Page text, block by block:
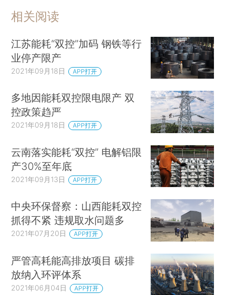
相关阅读
江苏能耗“双控”加码 钢铁等行
业停产限产
2021年09月18日 APP打开
多地因能耗双控限电限产 双
控政策趋严
2021年09月18日 APP打开
云南落实能耗“双控” 电解铝限
产30%至年底
2021年09月13日 APP打开
中央环保督察：山西能耗双控
抓得不紧 违规取水问题多
2021年07月20日 APP打开
严管高耗能高排放项目 碳排
放纳入环评体系
2021年06月04日 APP打开